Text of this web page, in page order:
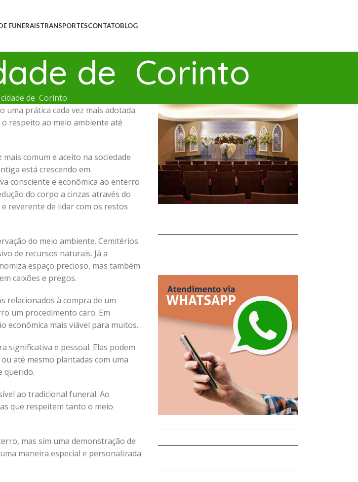
FUNERAISTRANSPORTESCONTATOBLOG
de Corinto
de Corinto
prática cada vez mais adotada
respeito ao meio ambiente até
comum e aceito na sociedade
está crescendo em
consciente e econômica ao enterro
do corpo a cinzas através do
reverente de lidar com os restos
do meio ambiente. Cemitérios
de recursos naturais. Já a
espaço precioso, mas também
caixões e pregos.
relacionados à compra de um
um procedimento caro. Em
econômica mais viável para muitos.
significativa e pessoal. Elas podem
até mesmo plantadas com uma
querido.
ao tradicional funeral. Ao
que respeitem tanto o meio
mas sim uma demonstração de
maneira especial e personalizada